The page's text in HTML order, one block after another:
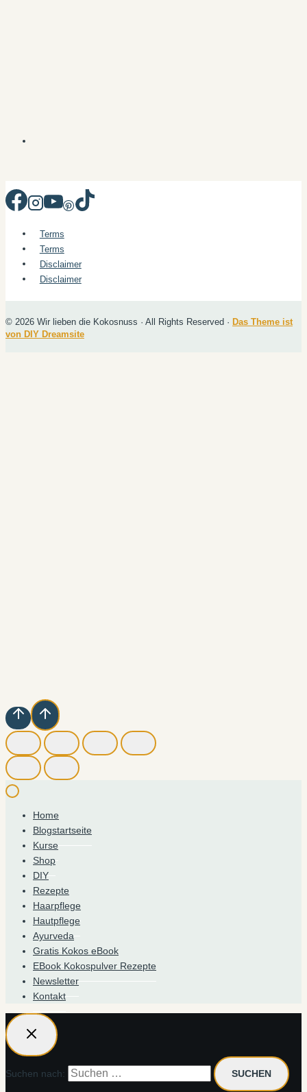
Terms
Terms
Disclaimer
Disclaimer
© 2026 Wir lieben die Kokosnuss · All Rights Reserved · Das Theme ist
von DIY Dreamsite
Home
Blogstartseite
Kurse
Shop
DIY
Rezepte
Haarpflege
Hautpflege
Ayurveda
Gratis Kokos eBook
EBook Kokospulver Rezepte
Newsletter
Kontakt
Suchen nach: